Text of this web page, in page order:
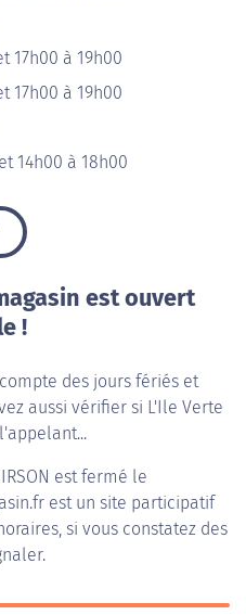
17h00 à 19h00
17h00 à 19h00
14h00 à 18h00
est ouvert
!
des jours fériés et
aussi vérifier si L'Ile Verte
est fermé le
est un site participatif
si vous constatez des